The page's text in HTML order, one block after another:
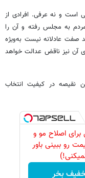
و نه عرفی. افرادی از
به مجلس رفته و آن را
صفت عادلانه نیست به‌ویژه
آن نیز ناقض عدالت خواهد
نقیصه در کیفیت انتخاب
برای اصلاح مو و
رو ببینی باور
بخر